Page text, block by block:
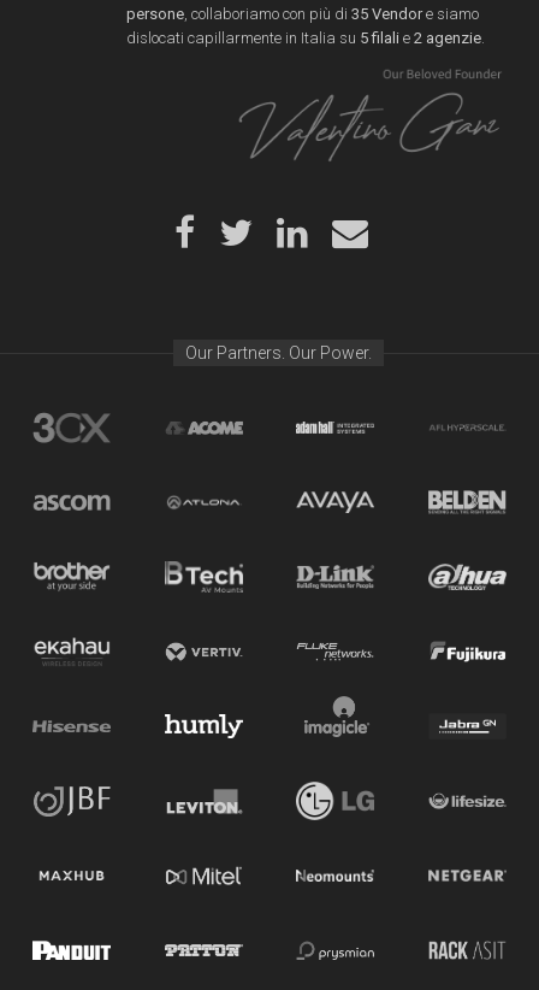
persone , collaboriamo con più di 35 Vendore siamo
dislocati capillarmente in Italia su 5 filali e 2 agenzie